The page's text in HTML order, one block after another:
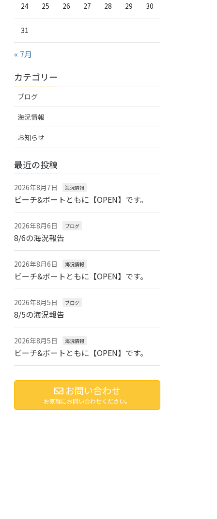
24 25 26 27 28 29 30
31
« 7月
カテゴリー
ブログ
海況情報
お知らせ
最近の投稿
2026年8月7日 海況情報
ビーチ&ボートともに【OPEN】です。
2026年8月6日 ブログ
8/6の海況報告
2026年8月6日 海況情報
ビーチ&ボートともに【OPEN】です。
2026年8月5日 ブログ
8/5の海況報告
2026年8月5日 海況情報
ビーチ&ボートともに【OPEN】です。
お問い合わせ
お気軽にお問い合わせください。